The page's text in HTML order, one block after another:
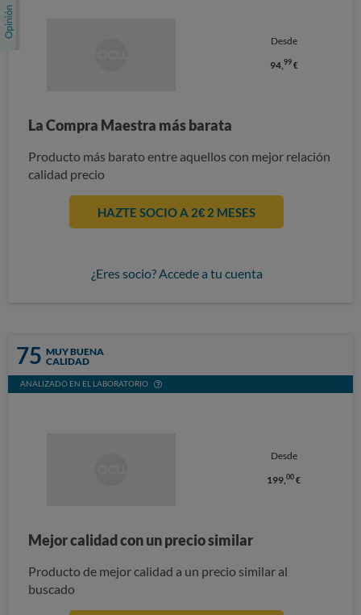
Desde
94, 99€
La Compra Maestra más barata
Producto más barato entre aquellos con mejor relación
calidad precio
HAZTE SOCIO A 2€ 2 MESES
¿Eres socio? Accede a tu cuenta
75 MUY BUENA
CALIDAD
ANALIZADO EN EL LABORATORIO
Desde
199,00 €
Mejor calidad con un precio similar
Producto de mejor calidad a un precio similar al
buscado